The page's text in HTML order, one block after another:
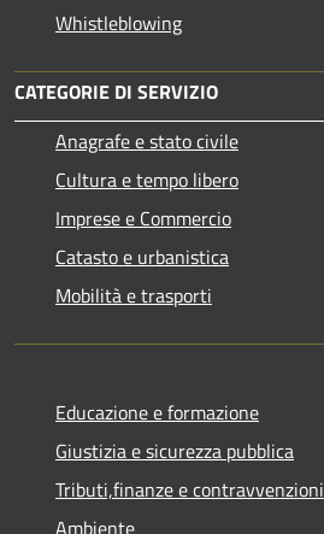
Whistleblowing
CATEGORIE DI SERVIZIO
Anagrafe e stato civile
Cultura e tempo libero
Imprese e Commercio
Catasto e urbanistica
Mobilità e trasporti
Educazione e formazione
Giustizia e sicurezza pubblica
Tributi,finanze e contravvenzioni
Ambiente